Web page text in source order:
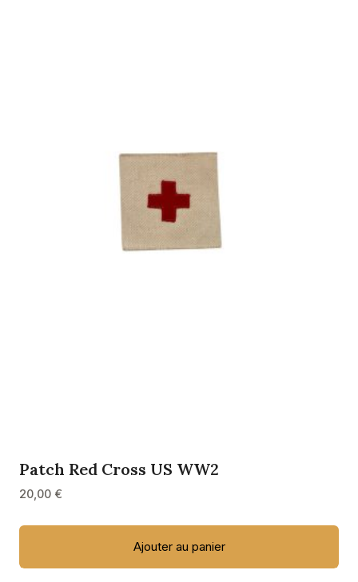
Patch Red Cross US WW2
20,00 €
Ajouter au panier